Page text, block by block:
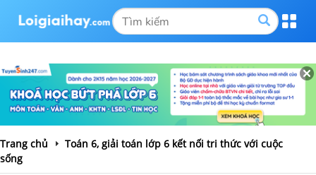
Trang chủ
Toán 6, giải toán lớp 6 kết nối tri thức với cuộc
sống